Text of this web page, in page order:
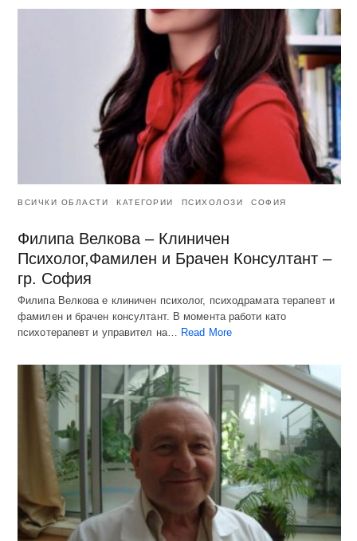
ВСИЧКИ ОБЛАСТИ КАТЕГОРИИ ПСИХОЛОЗИ СОФИЯ
Филипа Велкова – Клиничен
Психолог,Фамилен и Брачен Консултант –
гр. София
Филипа Велкова е клиничен психолог, психодрамата терапевт и
фамилен и брачен консултант. В момента работи като
психотерапевт и управител на… Read More